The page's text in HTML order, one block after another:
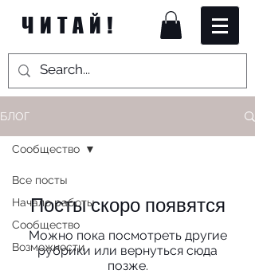
ЧИТАЙ!
БЛОГ
Все посты
Начало работы
Сообщество
Возможности
Сообщество
Посты скоро появятся
Можно пока посмотреть другие
рубрики или вернуться сюда
позже.